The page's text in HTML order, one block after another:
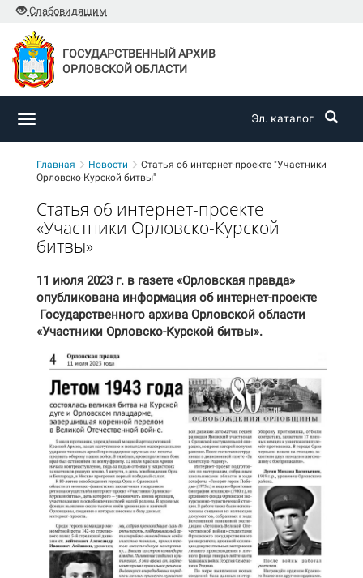
Слабовидящим
ГОСУДАРСТВЕННЫЙ АРХИВ
ОРЛОВСКОЙ ОБЛАСТИ
Toggle
Эл. каталог
Главная Новости
Статья об интернет-проекте "Участники
Орловско-Курской битвы"
Статья об интернет-проекте
«Участники Орловско-Курской
битвы»
11 июля 2023 г. в газете «Орловская правда»
опубликована информация об интернет-проекте
Государственного архива Орловской области
«Участники Орловско-Курской битвы».